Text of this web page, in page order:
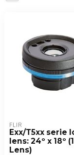
FLIR
Exx/T5xx serie
lens: 24º x 18º
Lens)